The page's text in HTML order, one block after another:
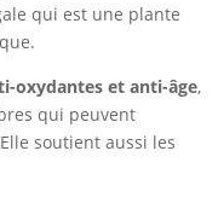
qui est une plante
oxydantes et anti-âge,
qui peuvent
soutient aussi les